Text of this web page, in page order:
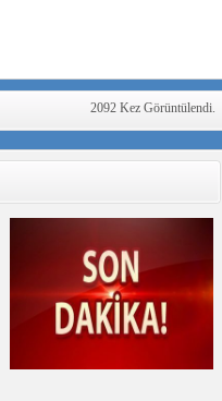
2092 Kez Görüntülendi.